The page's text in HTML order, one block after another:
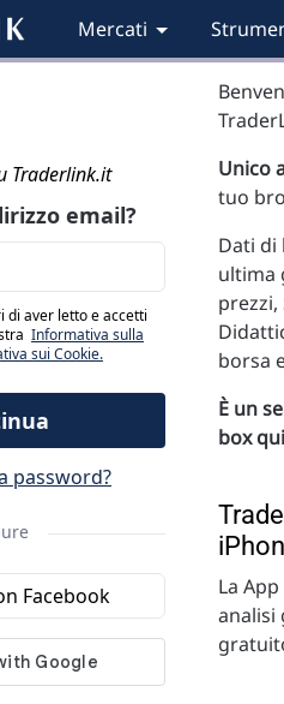
Mercati
Unico
tuo
Dati di
ultima
prezzi,
borsa
È un
box
La App
analisi